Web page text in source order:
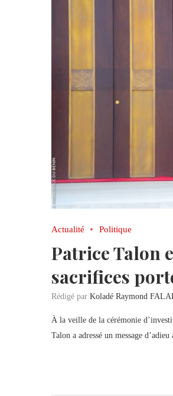
Actualité Politique
Patrice Talon
sacrifices
Rédigé par Koladé Raymond
À la veille de la cérémonie
Talon a adressé un message